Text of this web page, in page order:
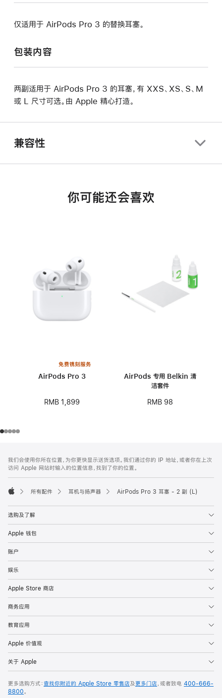
仅适用于 AirPods Pro 3 的替换耳塞。
包装内容
两副适用于 AirPods Pro 3 的耳塞，有 XXS、XS、S、M
或 L 尺寸可选。由 Apple 精心打造。
兼容性
你可能还会喜欢
免费镌刻服务
AirPods Pro 3
RMB 1,899
AirPods 专用 Belkin 清
洁套件
RMB 98
页
页
脚
注
我们会使用你所在位置，为你更快显示送货选项。我们通过你的 IP 地址，或者你在上次
访问 Apple 网站时输入的位置信息，找到了你的位置。
所有配件 耳机与扬声器 AirPods Pro 3 耳塞 - 2 副 (L)
选购及了解
Apple 钱包
账户
娱乐
Apple Store 商店
商务应用
教育应用
Apple 价值观
关于 Apple
更多选购方式：查找你附近的 Apple Store 零售店及更多门店，或者致电 400-666-
8800。